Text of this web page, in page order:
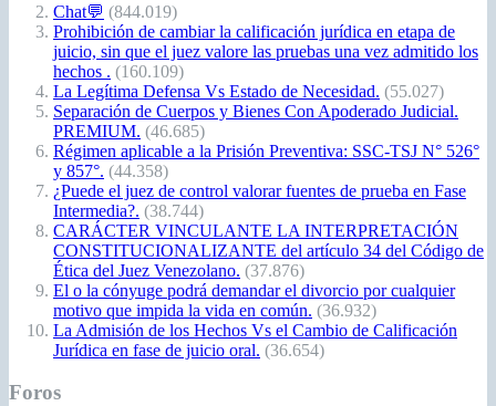
Chat💬 (844.019)
Prohibición de cambiar la calificación jurídica en etapa de
juicio, sin que el juez valore las pruebas una vez admitido los
hechos . (160.109)
La Legítima Defensa Vs Estado de Necesidad. (55.027)
Separación de Cuerpos y Bienes Con Apoderado Judicial.
PREMIUM. (46.685)
Régimen aplicable a la Prisión Preventiva: SSC-TSJ N° 526°
y 857°. (44.358)
¿Puede el juez de control valorar fuentes de prueba en Fase
Intermedia?. (38.744)
CARÁCTER VINCULANTE LA INTERPRETACIÓN
CONSTITUCIONALIZANTE del artículo 34 del Código de
Ética del Juez Venezolano. (37.876)
El o la cónyuge podrá demandar el divorcio por cualquier
motivo que impida la vida en común. (36.932)
La Admisión de los Hechos Vs el Cambio de Calificación
Jurídica en fase de juicio oral. (36.654)
Foros